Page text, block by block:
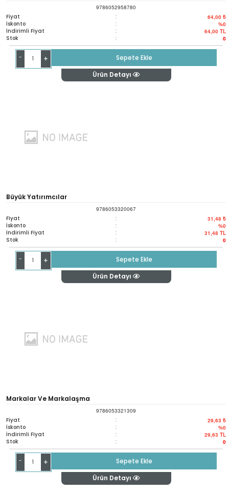
9786052958780
Fiyat : 64,00 ₺
İskonto : %0
İndirimli Fiyat : 64,00 TL
Stok : 0
- +
Sepete Ekle
Ürün Detayı
Büyük Yatırımcılar
9786053320067
Fiyat : 31,48 ₺
İskonto : %0
İndirimli Fiyat : 31,48 TL
Stok : 0
- +
Sepete Ekle
Ürün Detayı
Markalar Ve Markalaşma
9786053321309
Fiyat : 29,63 ₺
İskonto : %0
İndirimli Fiyat : 29,63 TL
Stok : 0
- +
Sepete Ekle
Ürün Detayı